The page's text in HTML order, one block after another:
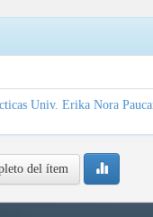
Univ. Erika Nora
del ítem